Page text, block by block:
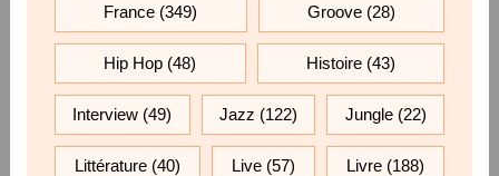
France (349) Groove(28)
Hip Hop (48) Histoire(43)
Interview (49) Jazz (122) Jungle(22)
Littérature(40) Live (57) Livre (188)